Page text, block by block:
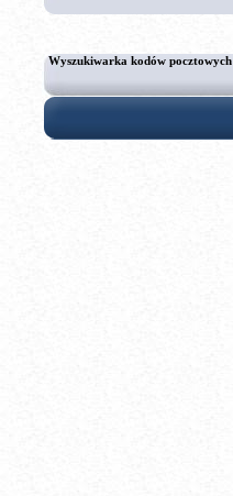
Wyszukiwarka kodów pocztowych